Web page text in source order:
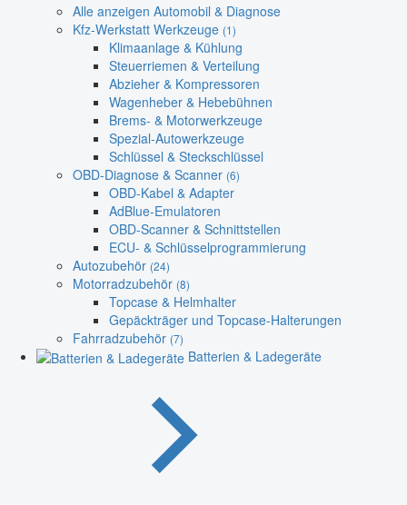
Alle anzeigen Automobil & Diagnose
Kfz-Werkstatt Werkzeuge (1)
Klimaanlage & Kühlung
Steuerriemen & Verteilung
Abzieher & Kompressoren
Wagenheber & Hebebühnen
Brems- & Motorwerkzeuge
Spezial-Autowerkzeuge
Schlüssel & Steckschlüssel
OBD-Diagnose & Scanner (6)
OBD-Kabel & Adapter
AdBlue-Emulatoren
OBD-Scanner & Schnittstellen
ECU- & Schlüsselprogrammierung
Autozubehör (24)
Motorradzubehör (8)
Topcase & Helmhalter
Gepäckträger und Topcase-Halterungen
Fahrradzubehör (7)
Batterien & Ladegeräte